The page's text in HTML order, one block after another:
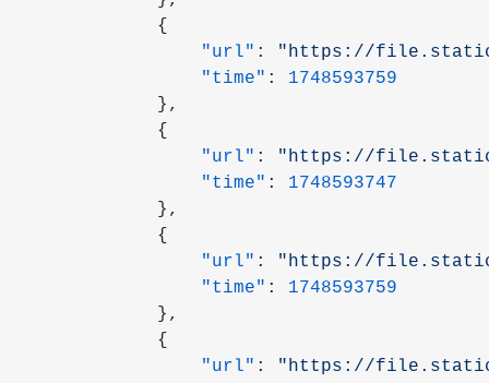
            {
                "url"
:
"https://
                "time"
: 1748593759
            },
            {
                "url"
:
"https://
                "time"
: 1748593747
            },
            {
                "url"
:
"https://
                "time"
: 1748593759
            },
            {
                "url"
:
"https://